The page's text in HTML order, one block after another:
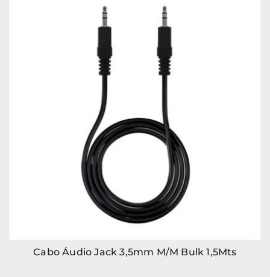
Cabo Áudio Jack 3,5mm M/M Bulk 1,5Mts